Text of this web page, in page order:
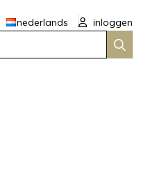
nederlands
inloggen